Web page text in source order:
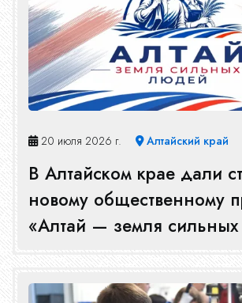
20 июля 2026 г. Алтайский край
В Алтайском крае дали
новому общественному
«Алтай — земля